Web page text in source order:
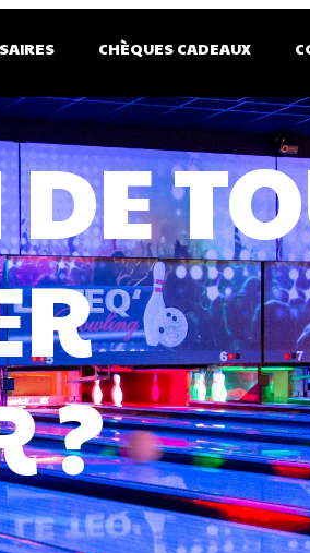
CHÈQUES CADEAUX